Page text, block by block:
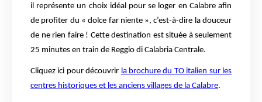
il représente un choix idéal pour se loger en Calabre afin
de profiter du « dolce far niente », c’est-à-dire la douceur
de ne rien faire ! Cette destination est située à seulement
25 minutes en train de Reggio di Calabria Centrale.
Cliquez ici pour découvrir la brochure du TO italien sur les
centres historiques et les anciens villages de la Calabre.